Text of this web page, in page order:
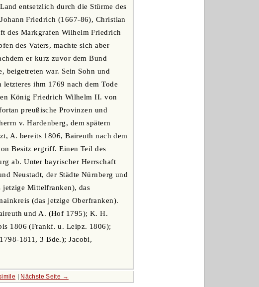
entsetzlich durch die Stürme des
Friedrich (1667-86), Christian
des Markgrafen Wilhelm Friedrich
des Vaters, machte sich aber
er kurz zuvor dem Bund
beigetreten war. Sein Sohn und
ihm 1769 nach dem Tode
König Friedrich Wilhelm II. von
preußische Provinzen und
v. Hardenberg, dem spätern
A. bereits 1806, Baireuth nach dem
Besitz ergriff. Einen Teil des
ab. Unter bayrischer Herrschaft
Neustadt, der Städte Nürnberg und
jetzige Mittelfranken), das
(das jetzige Oberfranken).
und A. (Hof 1795); K. H.
1806 (Frankf. u. Leipz. 1806);
1811, 3 Bde.); Jacobi,
Nächste Seite →